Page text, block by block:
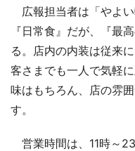
広報担当者は「やよ
『日常食』だが、『最
る。店内の内装は従来
客さまでも一人で気軽
味はもちろん、店の雰
す。
営業時間は、11時～23